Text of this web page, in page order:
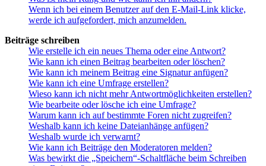
Wenn ich bei einem Benutzer auf den E-Mail-Link klicke,
werde ich aufgefordert, mich anzumelden.
Beiträge schreiben
Wie erstelle ich ein neues Thema oder eine Antwort?
Wie kann ich einen Beitrag bearbeiten oder löschen?
Wie kann ich meinem Beitrag eine Signatur anfügen?
Wie kann ich eine Umfrage erstellen?
Wieso kann ich nicht mehr Antwortmöglichkeiten erstellen?
Wie bearbeite oder lösche ich eine Umfrage?
Warum kann ich auf bestimmte Foren nicht zugreifen?
Weshalb kann ich keine Dateianhänge anfügen?
Weshalb wurde ich verwarnt?
Wie kann ich Beiträge den Moderatoren melden?
Was bewirkt die „Speichern“-Schaltfläche beim Schreiben